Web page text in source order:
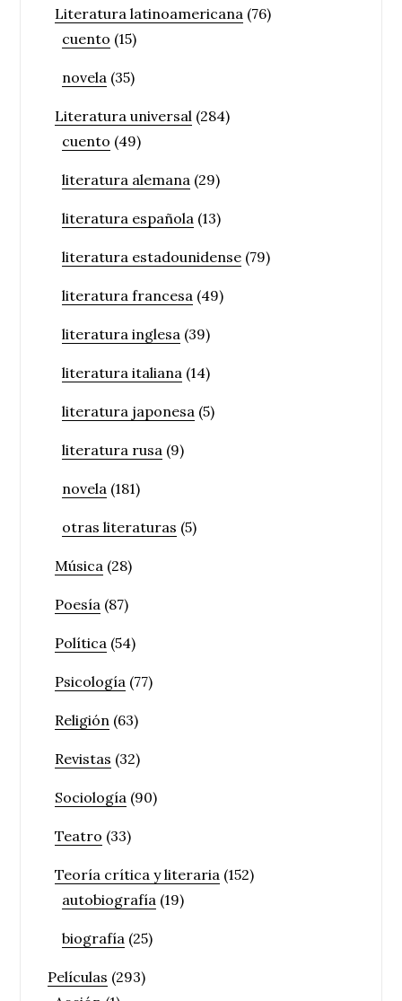
Literatura latinoamericana (76)
cuento (15)
novela (35)
Literatura universal (284)
cuento (49)
literatura alemana (29)
literatura española (13)
literatura estadounidense (79)
literatura francesa (49)
literatura inglesa (39)
literatura italiana (14)
literatura japonesa (5)
literatura rusa (9)
novela (181)
otras literaturas (5)
Música (28)
Poesía (87)
Política (54)
Psicología (77)
Religión (63)
Revistas (32)
Sociología (90)
Teatro (33)
Teoría crítica y literaria (152)
autobiografía (19)
biografía (25)
Películas (293)